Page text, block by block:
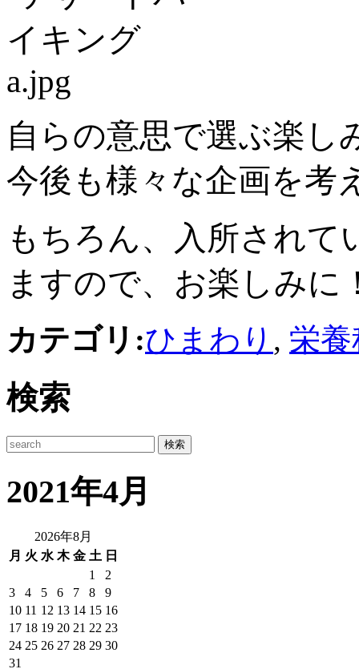
自らの意思で選ぶ楽し
今後も様々な企画を考
もちろん、入所されて
ますので、お楽しみに
カテゴリ:ひまわり , 栄養
検索
2021年4月
2026年8月
月 火 水 木 金 土 日
1
2
3
4 5 6 7 8
9
10 11 12 13 14 15 16
17 18 19 20 21 22 23
24 25 26 27 28 29 30
31